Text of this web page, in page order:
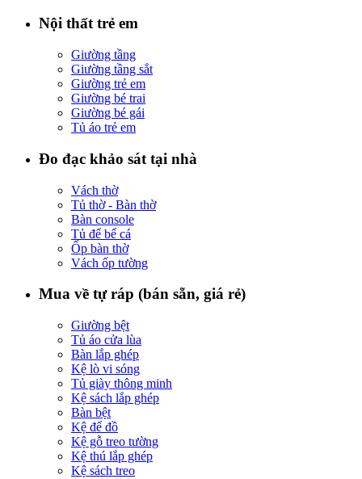
Nội thất trẻ em
Giường tầng
Giường tầng sắt
Giường trẻ em
Giường bé trai
Giường bé gái
Tủ áo trẻ em
Đo đạc khảo sát tại nhà
Vách thờ
Tủ thờ - Bàn thờ
Bàn console
Tủ để bể cá
Ốp bàn thờ
Vách ốp tường
Mua về tự ráp (bán sẵn, giá rẻ)
Giường bệt
Tủ áo cửa lùa
Bàn lắp ghép
Kệ lò vi sóng
Tủ giày thông minh
Kệ sách lắp ghép
Bàn bệt
Kệ để đồ
Kệ gỗ treo tường
Kệ thú lắp ghép
Kệ sách treo